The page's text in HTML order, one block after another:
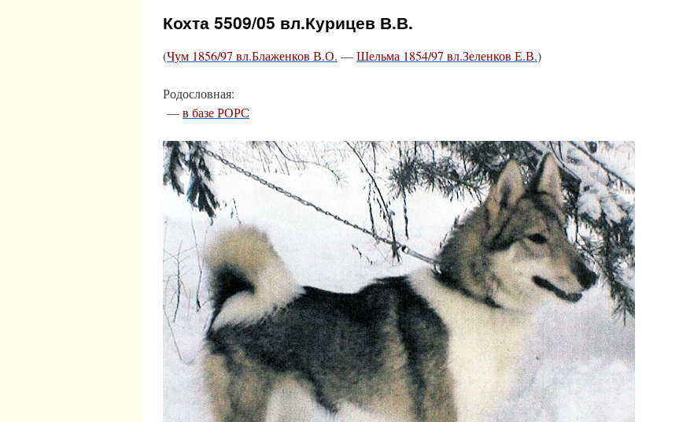
Кохта 5509/05 вл.Курицев В.В.
(Чум 1856/97 вл.Блаженков В.О. —Шельма 1854/97 вл.Зеленков Е.В.)
Родословная:
—в базе РОРС